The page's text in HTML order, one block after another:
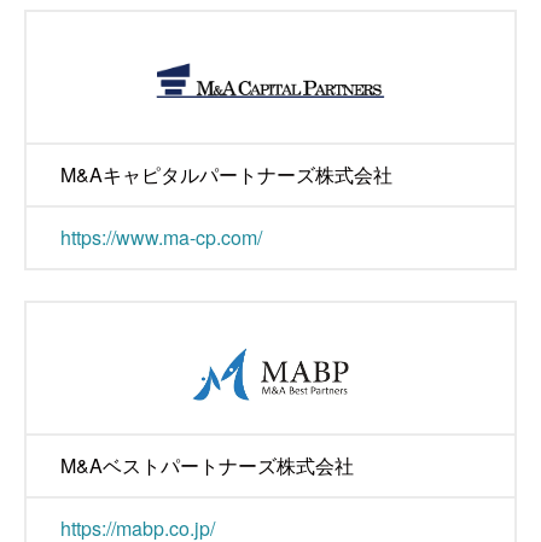
M&Aキャピタルパートナーズ株式会社
https://www.ma-cp.com/
M&Aベストパートナーズ株式会社
https://mabp.co.jp/